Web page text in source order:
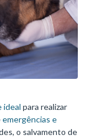
ideal para realizar
emergências e
o salvamento de